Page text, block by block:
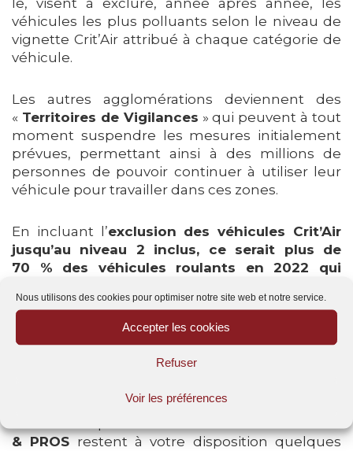
Nous utilisons des cookies pour optimiser notre site web et notre service.
Accepter les cookies
Refuser
Voir les préférences
le, visent à exclure, année après année, les
véhicules les plus polluants selon le niveau de
vignette Crit’Air attribué à chaque catégorie de
véhicule.
Les autres agglomérations deviennent des
« Territoires de Vigilances » qui peuvent à tout
moment suspendre les mesures initialement
prévues, permettant ainsi à des millions de
personnes de pouvoir continuer à utiliser leur
véhicule pour travailler dans ces zones.
En incluant l’exclusion des véhicules Crit’Air
jusqu’au niveau 2 inclus, ce serait plus de
70 % des véhicules roulants en 2022 qui
2025.
Un troisième comité ministériel se tiendra cet
automne et des annonces pourront être à
& PROSrestent à votre disposition quelques